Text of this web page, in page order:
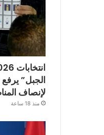
الجبل”
لإنصاف
منذ 18 ساعة